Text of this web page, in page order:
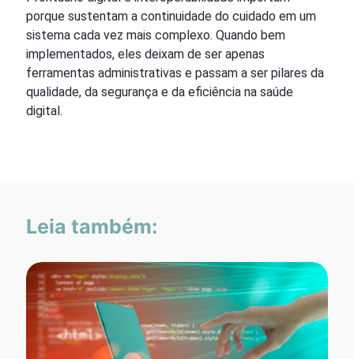
porque sustentam a continuidade do cuidado em um
sistema cada vez mais complexo. Quando bem
implementados, eles deixam de ser apenas
ferramentas administrativas e passam a ser pilares da
qualidade, da segurança e da eficiência na saúde
digital.
Leia também: